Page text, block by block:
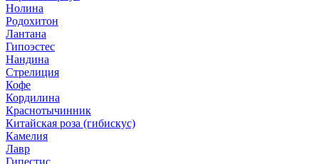
Нолина
Родохитон
Лантана
Гипоэстес
Нандина
Стрелиция
Кофе
Кордилина
Краснотычинник
Китайская роза (гибискус)
Камелия
Лавр
Гипестис